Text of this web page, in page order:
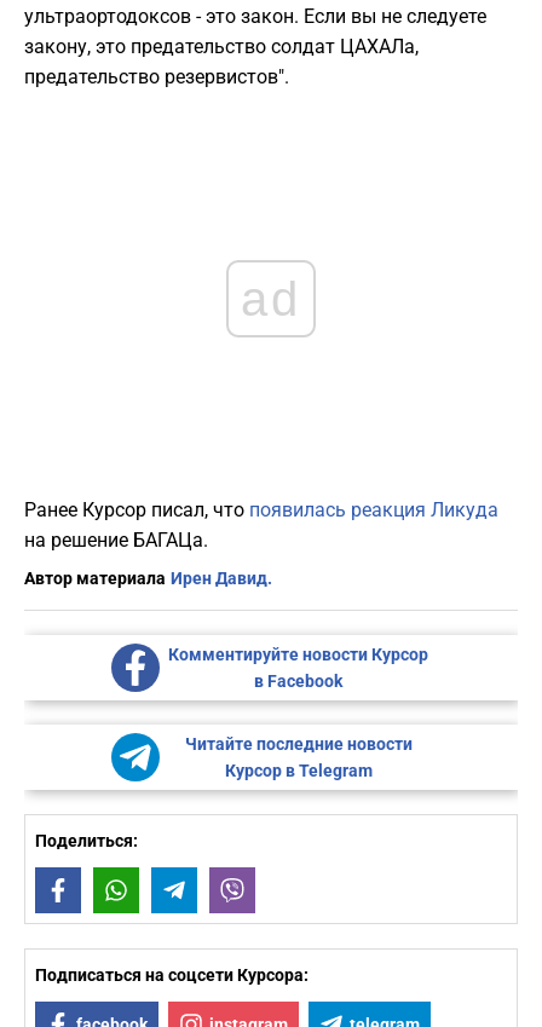
ультраортодоксов - это закон. Если вы не следуете
закону, это предательство солдат ЦАХАЛа,
предательство резервистов".
ad
Ранее Курсор писал, что появилась реакция Ликуда
на решение БАГАЦа.
Автор материала Ирен Давид.
Комментируйте новости Курсор
в Facebook
Читайте последние новости
Курсор в Telegram
Поделиться:
FacebookWhatsAppTelegram
Подписаться на соцсети Курсора: